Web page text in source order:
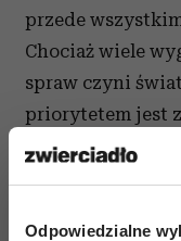
Odpowiedzialne
przede
Chociaż wiele
spraw czyni
priorytetem jest
w trwającym
wyścigu